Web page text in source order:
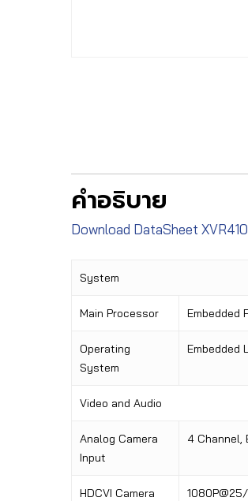
คำอธิบาย
Download DataSheet
System
Main Processor Embedded
Operating
System
Embedded
Video and Audio
Analog Camera
Input
4 Channel,
HDCVI Camera